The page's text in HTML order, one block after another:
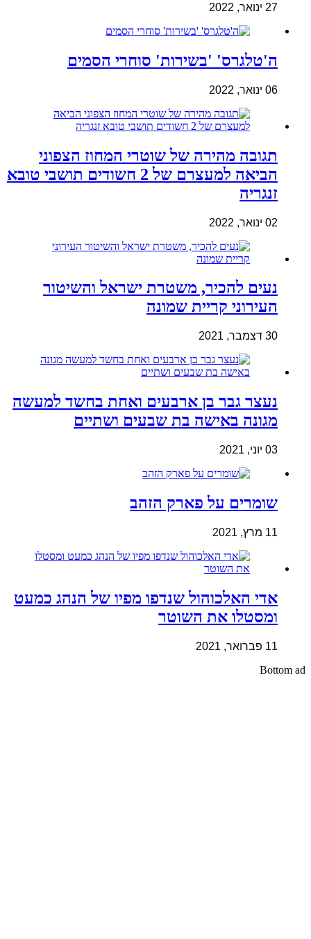
27 ינואר, 2022
ה'טלגרס' 'בשירות' סוחרי הסמים
06 ינואר, 2022
תגובה מהירה של שוטרי המחוז הצפוני
הביאה למעצרם של 2 חשודים תושבי טובא
זנגריה
02 ינואר, 2022
נעים להכיר, משטרת ישראל והשיטור
העירוני קריית שמונה
30 דצמבר, 2021
נעצר גבר בן ארבעים ואחת בחשד למעשה
מגונה באישה בת שבעים ושתיים
03 יוני, 2021
שומרים על פארק הזהב
11 מרץ, 2021
אדי האלכוהול שנדפו מפיו של הנהג כמעט
ומסטלו את השוטר
11 פברואר, 2021
Bottom ad